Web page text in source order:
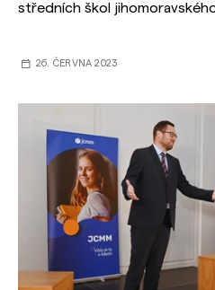
středních škol
měsících a letech.
26. ČERVNA 2023